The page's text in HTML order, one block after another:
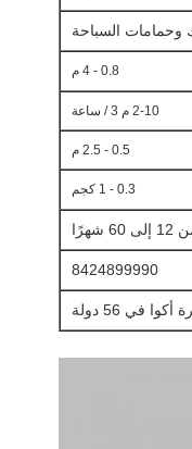
وحمامات السباحة
0.8 - 4 م
2-10 م 3 / ساعة
0.5 - 2.5 م
0.3 - 1 كجم
8424899990
في 56 دولة